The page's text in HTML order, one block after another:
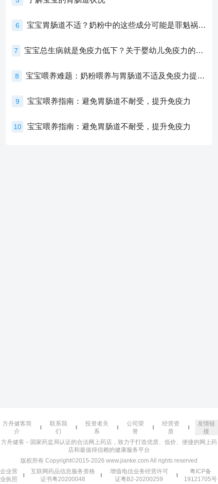
6 宝宝胃肠道不适？奶粉中的这些成分可能是罪魁祸首！
7 宝宝总生病就是免疫力低下？关于婴幼儿免疫力的真相，家长必须了解！
8 宝宝喂养难题：奶粉喂养与胃肠道不适及免疫力提升的奥秘
9 宝宝喂养指南：避免胃肠道不耐受，提升免疫力
10 宝宝喂养指南：避免胃肠道不耐受，提升免疫力
方舟健客简
介
联系我
们
投资者关
系
公司荣
誉
经营资
质
友情链
接
方舟健客－国家药监局认证的合法网上药店，致力于打造优质、低价、便捷的网上药
店和最值得信赖的健康服务平台
版权所有 Copyright©2015-2026 www.jianke.com All rights reserved
企业营
业执照
互联网药品信息服务资格
证书粤20200048
增值电信业务经营许可
证粤B2-20200259
粤ICP备
19121705号